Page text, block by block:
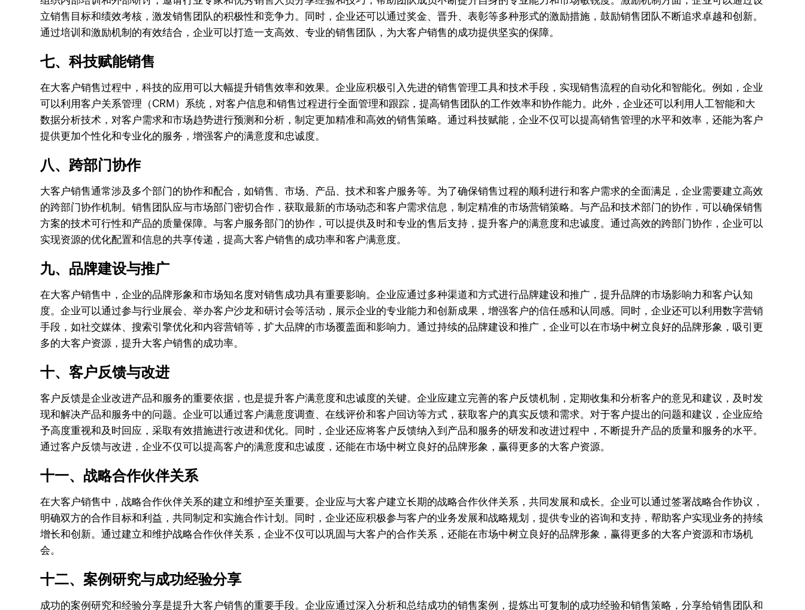
立销售目标和绩效考核，激发销售团队的积极性和竞争力。同时，企业还可以通过奖金、晋升、表彰等多种形式的激励措施，鼓励销售团队不断追求卓越和创新。
通过培训和激励机制的有效结合，企业可以打造一支高效、专业的销售团队，为大客户销售的成功提供坚实的保障。
七、科技赋能销售
在大客户销售过程中，科技的应用可以大幅提升销售效率和效果。企业应积极引入先进的销售管理工具和技术手段，实现销售流程的自动化和智能化。例如，企业
可以利用客户关系管理（CRM）系统，对客户信息和销售过程进行全面管理和跟踪，提高销售团队的工作效率和协作能力。此外，企业还可以利用人工智能和大
数据分析技术，对客户需求和市场趋势进行预测和分析，制定更加精准和高效的销售策略。通过科技赋能，企业不仅可以提高销售管理的水平和效率，还能为客户
提供更加个性化和专业化的服务，增强客户的满意度和忠诚度。
八、跨部门协作
大客户销售通常涉及多个部门的协作和配合，如销售、市场、产品、技术和客户服务等。为了确保销售过程的顺利进行和客户需求的全面满足，企业需要建立高效
的跨部门协作机制。销售团队应与市场部门密切合作，获取最新的市场动态和客户需求信息，制定精准的市场营销策略。与产品和技术部门的协作，可以确保销售
方案的技术可行性和产品的质量保障。与客户服务部门的协作，可以提供及时和专业的售后支持，提升客户的满意度和忠诚度。通过高效的跨部门协作，企业可以
实现资源的优化配置和信息的共享传递，提高大客户销售的成功率和客户满意度。
九、品牌建设与推广
在大客户销售中，企业的品牌形象和市场知名度对销售成功具有重要影响。企业应通过多种渠道和方式进行品牌建设和推广，提升品牌的市场影响力和客户认知
度。企业可以通过参与行业展会、举办客户沙龙和研讨会等活动，展示企业的专业能力和创新成果，增强客户的信任感和认同感。同时，企业还可以利用数字营销
手段，如社交媒体、搜索引擎优化和内容营销等，扩大品牌的市场覆盖面和影响力。通过持续的品牌建设和推广，企业可以在市场中树立良好的品牌形象，吸引更
多的大客户资源，提升大客户销售的成功率。
十、客户反馈与改进
客户反馈是企业改进产品和服务的重要依据，也是提升客户满意度和忠诚度的关键。企业应建立完善的客户反馈机制，定期收集和分析客户的意见和建议，及时发
现和解决产品和服务中的问题。企业可以通过客户满意度调查、在线评价和客户回访等方式，获取客户的真实反馈和需求。对于客户提出的问题和建议，企业应给
予高度重视和及时回应，采取有效措施进行改进和优化。同时，企业还应将客户反馈纳入到产品和服务的研发和改进过程中，不断提升产品的质量和服务的水平。
通过客户反馈与改进，企业不仅可以提高客户的满意度和忠诚度，还能在市场中树立良好的品牌形象，赢得更多的大客户资源。
十一、战略合作伙伴关系
在大客户销售中，战略合作伙伴关系的建立和维护至关重要。企业应与大客户建立长期的战略合作伙伴关系，共同发展和成长。企业可以通过签署战略合作协议，
明确双方的合作目标和利益，共同制定和实施合作计划。同时，企业还应积极参与客户的业务发展和战略规划，提供专业的咨询和支持，帮助客户实现业务的持续
增长和创新。通过建立和维护战略合作伙伴关系，企业不仅可以巩固与大客户的合作关系，还能在市场中树立良好的品牌形象，赢得更多的大客户资源和市场机
会。
十二、案例研究与成功经验分享
成功的案例研究和经验分享是提升大客户销售的重要手段。企业应通过深入分析和总结成功的销售案例，提炼出可复制的成功经验和销售策略，分享给销售团队和